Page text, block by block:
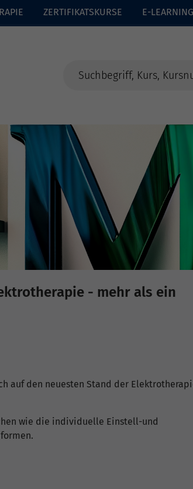
ZERTIFIKATSKURSE E-
- mehr als ein
auf den neuesten Stand der
wie die individuelle Einstell-und